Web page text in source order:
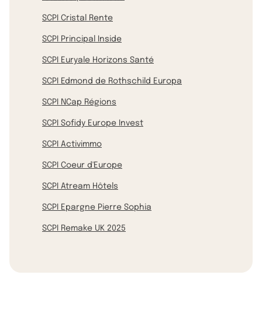
SCPI Cristal Rente
SCPI Principal Inside
SCPI Euryale Horizons Santé
SCPI Edmond de Rothschild Europa
SCPI NCap Régions
SCPI Sofidy Europe Invest
SCPI Activimmo
SCPI Coeur d'Europe
SCPI Atream Hôtels
SCPI Epargne Pierre Sophia
SCPI Remake UK 2025